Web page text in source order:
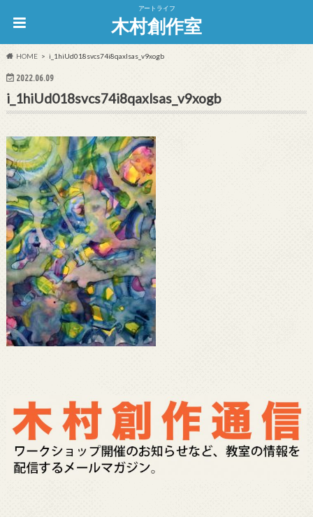
アートライフ
木村創作室
HOME i_1hiUd018svcs74i8qaxlsas_v9xogb
2022.06.09
i_1hiUd018svcs74i8qaxlsas_v9xogb